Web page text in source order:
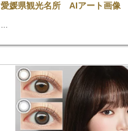
愛媛県観光名所 AIアート画像
…